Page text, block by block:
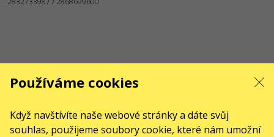
Používáme cookies
Když navštívíte naše webové stránky a dáte svůj
souhlas, použijeme soubory cookie, které nám umožní